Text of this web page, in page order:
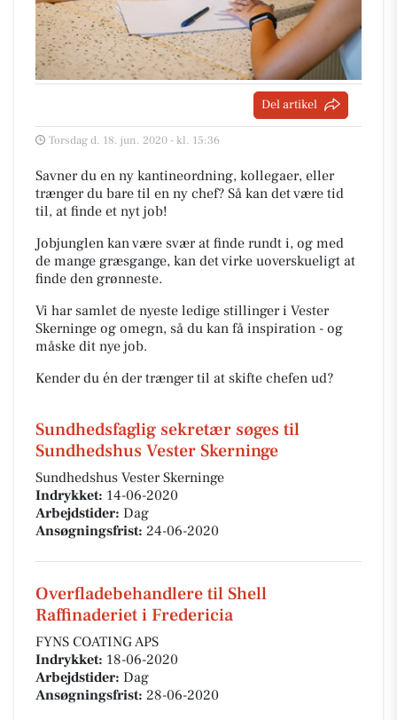
Del artikel
Torsdag d. 18. jun. 2020 - kl. 15:36
Savner du en ny kantineordning, kollegaer, eller
trænger du bare til en ny chef? Så kan det være tid
til, at finde et nyt job!
Jobjunglen kan være svær at finde rundt i, og med
de mange græsgange, kan det virke uoverskueligt at
finde den grønneste.
Vi har samlet de nyeste ledige stillinger i Vester
Skerninge og omegn, så du kan få inspiration - og
måske dit nye job.
Kender du én der trænger til at skifte chefen ud?
Sundhedsfaglig sekretær søges til
Sundhedshus Vester Skerninge
Sundhedshus Vester Skerninge
Indrykket: 14-06-2020
Arbejdstider: Dag
Ansøgningsfrist: 24-06-2020
Overfladebehandlere til Shell
Raffinaderiet i Fredericia
FYNS COATING APS
Indrykket: 18-06-2020
Arbejdstider: Dag
Ansøgningsfrist: 28-06-2020